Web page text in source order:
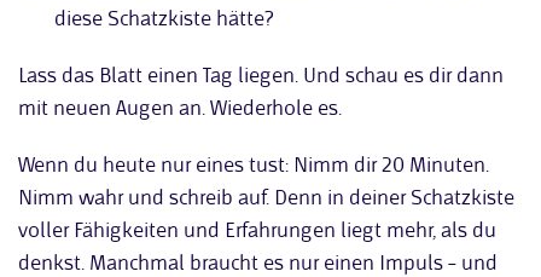
diese Schatzkiste hätte?
Lass das Blatt einen Tag liegen. Und schau es dir dann
mit neuen Augen an. Wiederhole es.
Wenn du heute nur eines tust: Nimm dir 20 Minuten.
Nimm wahr und schreib auf. Denn in deiner Schatzkiste
voller Fähigkeiten und Erfahrungen liegt mehr, als du
denkst. Manchmal braucht es nur einen Impuls – und